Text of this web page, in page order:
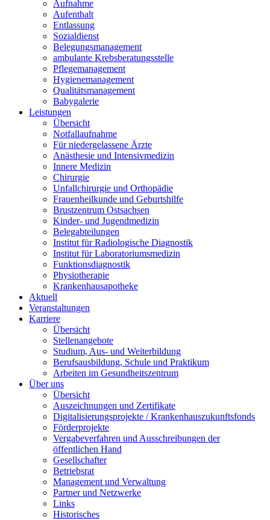
Aufnahme
Aufenthalt
Entlassung
Sozialdienst
Belegungsmanagement
ambulante Krebsberatungsstelle
Pflegemanagement
Hygienemanagement
Qualitätsmanagement
Babygalerie
Leistungen
Übersicht
Notfallaufnahme
Für niedergelassene Ärzte
Anästhesie und Intensivmedizin
Innere Medizin
Chirurgie
Unfallchirurgie und Orthopädie
Frauenheilkunde und Geburtshilfe
Brustzentrum Ostsachsen
Kinder- und Jugendmedizin
Belegabteilungen
Institut für Radiologische Diagnostik
Institut für Laboratoriumsmedizin
Funktionsdiagnostik
Physiotherapie
Krankenhausapotheke
Aktuell
Veranstaltungen
Karriere
Übersicht
Stellenangebote
Studium, Aus- und Weiterbildung
Berufsausbildung, Schule und Praktikum
Arbeiten im Gesundheitszentrum
Über uns
Übersicht
Auszeichnungen und Zertifikate
Digitalisierungsprojekte / Krankenhauszukunftsfonds
Förderprojekte
Vergabeverfahren und Ausschreibungen der
öffentlichen Hand
Gesellschafter
Betriebsrat
Management und Verwaltung
Partner und Netzwerke
Links
Historisches